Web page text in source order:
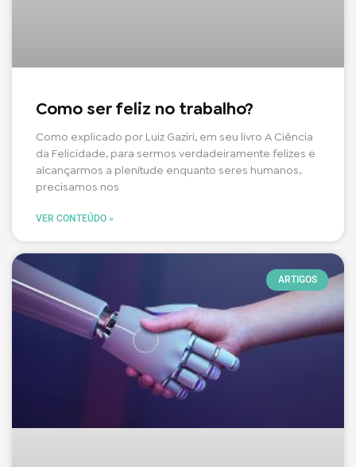
Como ser feliz no trabalho?
Como explicado por Luiz Gaziri, em seu livro A Ciência
da Felicidade, para sermos verdadeiramente felizes e
alcançarmos a plenitude enquanto seres humanos,
precisamos nos
VER CONTEÚDO »
ARTIGOS